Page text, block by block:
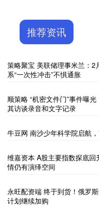
推荐资讯
策略聚宝 美联储理事米兰：
系“一次性冲击”不惧通胀
顺策略 “机密文件门”事件曝
其访谈录音和文字记录
牛豆网 南沙少年科学院启航
维嘉资本 A股主要指数探底
情仍有演绎空间
永旺配资端 终于到货！俄罗
计划继续加购